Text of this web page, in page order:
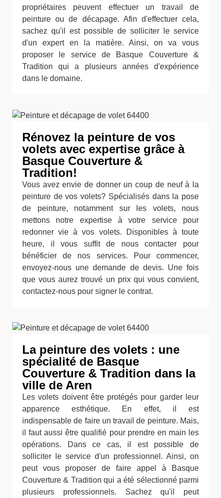
propriétaires peuvent effectuer un travail de
peinture ou de décapage. Afin d'effectuer cela,
sachez qu'il est possible de solliciter le service
d'un expert en la matière. Ainsi, on va vous
proposer le service de Basque Couverture &
Tradition qui a plusieurs années d'expérience
dans le domaine.
Rénovez la peinture de vos
volets avec expertise grâce à
Basque Couverture &
Tradition!
Vous avez envie de donner un coup de neuf à la
peinture de vos volets? Spécialisés dans la pose
de peinture, notamment sur les volets, nous
mettons notre expertise à votre service pour
redonner vie à vos volets. Disponibles à toute
heure, il vous suffit de nous contacter pour
bénéficier de nos services. Pour commencer,
envoyez-nous une demande de devis. Une fois
que vous aurez trouvé un prix qui vous convient,
contactez-nous pour signer le contrat.
La peinture des volets : une
spécialité de Basque
Couverture & Tradition dans la
ville de Aren
Les volets doivent être protégés pour garder leur
apparence esthétique. En effet, il est
indispensable de faire un travail de peinture. Mais,
il faut aussi être qualifié pour prendre en main les
opérations. Dans ce cas, il est possible de
solliciter le service d'un professionnel. Ainsi, on
peut vous proposer de faire appel à Basque
Couverture & Tradition qui a été sélectionné parmi
plusieurs professionnels. Sachez qu'il peut